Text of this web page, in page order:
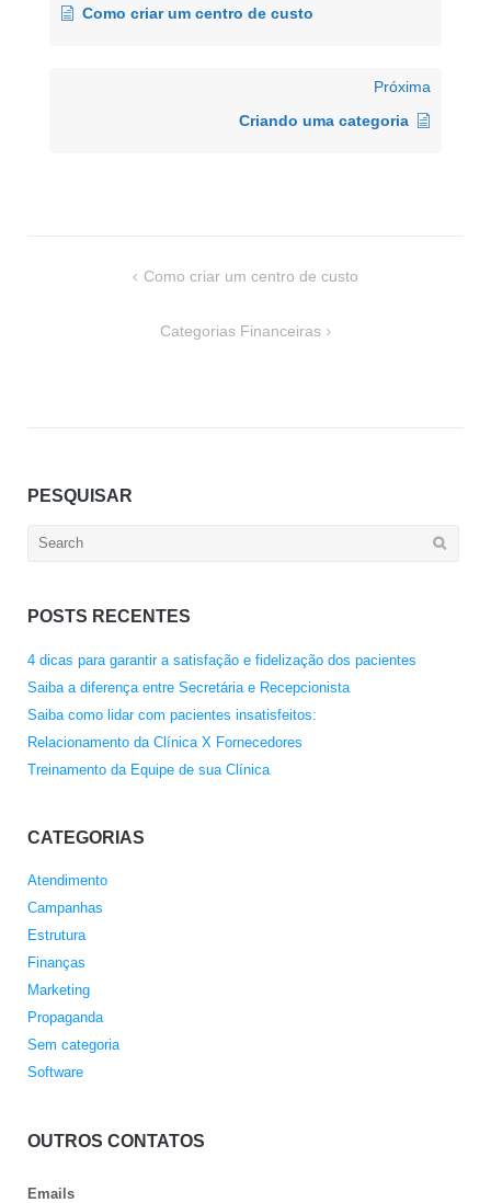
Como criar um centro de custo
Próxima
Criando uma categoria
NavegaçãoComo criar um centro de custo
Categorias Financeiras
PESQUISAR
Search
POSTS RECENTES
4 dicas para garantir a satisfação e fidelização dos pacientes
Saiba a diferença entre Secretária e Recepcionista
Saiba como lidar com pacientes insatisfeitos:
Relacionamento da Clínica X Fornecedores
Treinamento da Equipe de sua Clínica
CATEGORIAS
Atendimento
Campanhas
Estrutura
Finanças
Marketing
Propaganda
Sem categoria
Software
OUTROS CONTATOS
Emails